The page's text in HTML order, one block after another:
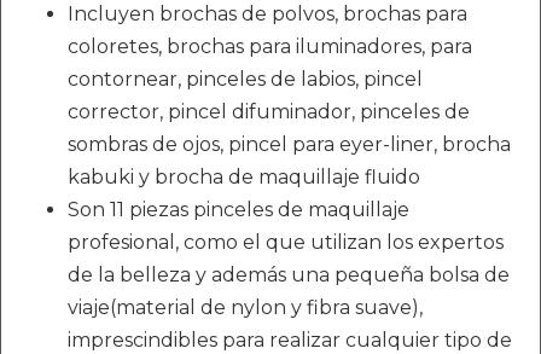
Incluyen brochas de polvos, brochas para
coloretes, brochas para iluminadores, para
contornear, pinceles de labios, pincel
corrector, pincel difuminador, pinceles de
sombras de ojos, pincel para eyer-liner, brocha
kabuki y brocha de maquillaje fluido
Son 11 piezas pinceles de maquillaje
profesional, como el que utilizan los expertos
de la belleza y además una pequeña bolsa de
viaje(material de nylon y fibra suave),
imprescindibles para realizar cualquier tipo de